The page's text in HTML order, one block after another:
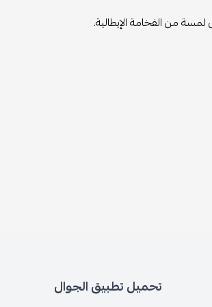
من الفخامة الإيطالية.
تحميل تطبيق الجوال